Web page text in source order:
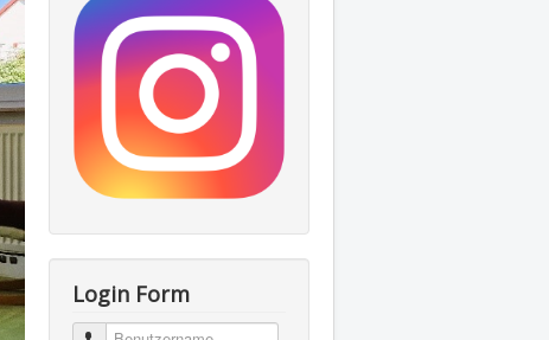
Login Form